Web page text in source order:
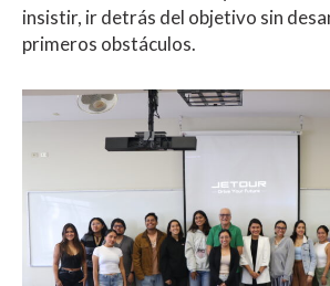
insistir, ir detrás del objetivo sin
primeros obstáculos.